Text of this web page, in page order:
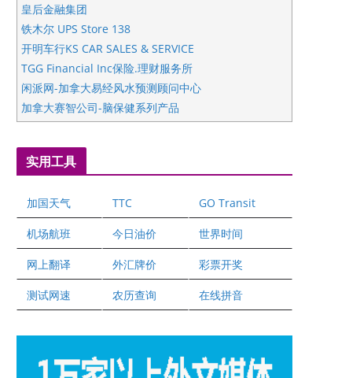
皇后金融集团
铁木尔 UPS Store 138
开明车行KS CAR SALES & SERVICE
TGG Financial Inc保险.理财服务所
闲派网-加拿大易经风水预测顾问中心
加拿大赛智公司-脑保健系列产品
五星国艺拍卖及评估公司
国际注册执业营养师公会
爱德华连锁酒店万锦分店
健健宝公司
二十一世纪美联地产公司
全球趋势移民留学
盛达资本
正点印艺设计
实用工具
加国天气 TTC GO Transit
机场航班 今日油价 世界时间
网上翻译 外汇牌价 彩票开奖
测试网速 农历查询 在线拼音